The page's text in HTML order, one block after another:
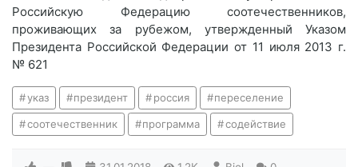
Российскую Федерацию соотечественников,
проживающих за рубежом, утвержденный Указом
Президента Российской Федерации от 11 июля 2013 г.
№ 621
указ президент россия переселение
соотечественник программа содействие